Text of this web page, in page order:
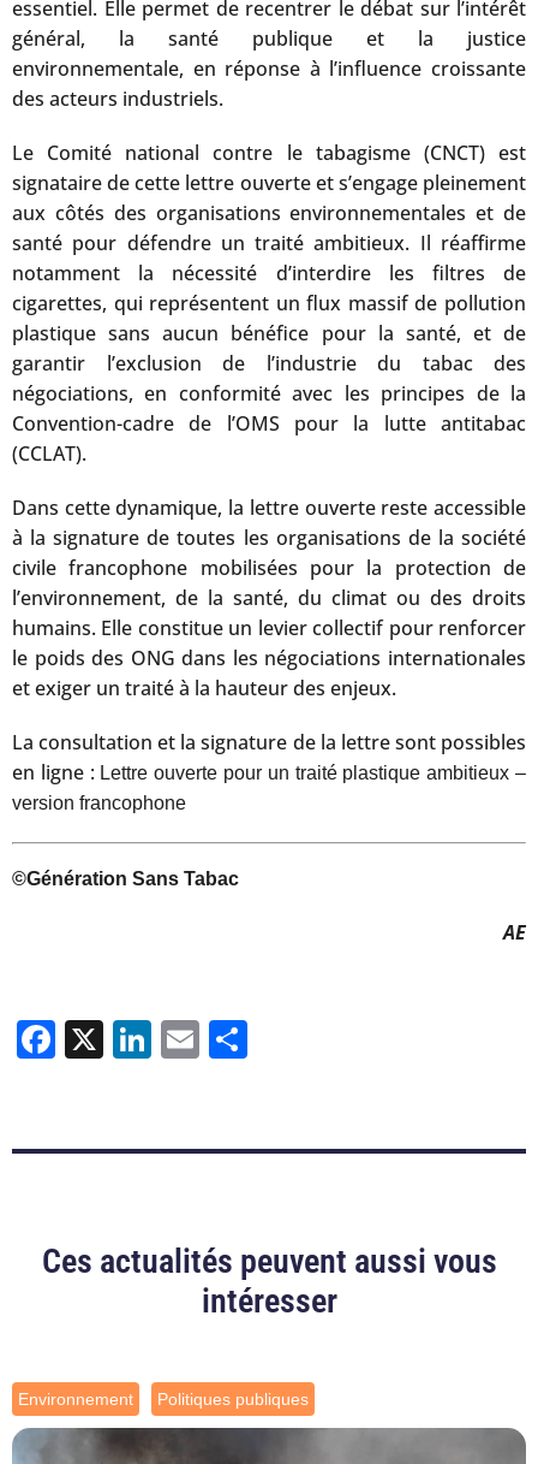
essentiel. Elle permet de recentrer le débat sur l’intérêt
général, la santé publique et la justice
environnementale, en réponse à l’influence croissante
des acteurs industriels.
Le Comité national contre le tabagisme (CNCT) est
signataire de cette lettre ouverte et s’engage pleinement
aux côtés des organisations environnementales et de
santé pour défendre un traité ambitieux. Il réaffirme
notamment la nécessité d’interdire les filtres de
cigarettes, qui représentent un flux massif de pollution
plastique sans aucun bénéfice pour la santé, et de
garantir l’exclusion de l’industrie du tabac des
négociations, en conformité avec les principes de la
Convention-cadre de l’OMS pour la lutte antitabac
(CCLAT).
Dans cette dynamique, la lettre ouverte reste accessible
à la signature de toutes les organisations de la société
civile francophone mobilisées pour la protection de
l’environnement, de la santé, du climat ou des droits
humains. Elle constitue un levier collectif pour renforcer
le poids des ONG dans les négociations internationales
et exiger un traité à la hauteur des enjeux.
La consultation et la signature de la lettre sont possibles
en ligne : Lettre ouverte pour un traité plastique ambitieux –
version francophone
©Génération Sans Tabac
AE
Facebook
X LinkedIn
Email
Ces actualités peuvent aussi vous
intéresser
Environnement Politiques publiques